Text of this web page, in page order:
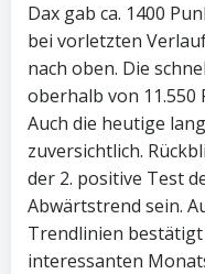
Dax gab ca. 1400
bei vorletzten
nach oben. Die
oberhalb von
Auch die heutige
zuversichtlich.
der 2. positive Test
Abwärtstrend sein.
Trendlinien
interessanten